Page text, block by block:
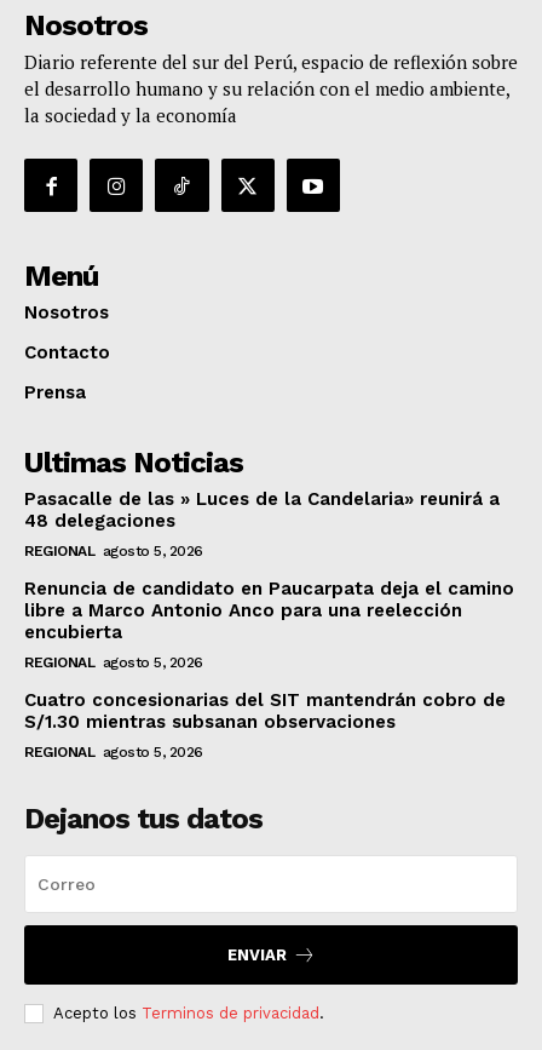
Nosotros
Diario referente del sur del Perú, espacio de reflexión sobre
el desarrollo humano y su relación con el medio ambiente,
la sociedad y la economía
Menú
Nosotros
Contacto
Prensa
Ultimas Noticias
Pasacalle de las » Luces de la Candelaria» reunirá a
48 delegaciones
REGIONAL agosto 5, 2026
Renuncia de candidato en Paucarpata deja el camino
libre a Marco Antonio Anco para una reelección
encubierta
REGIONAL agosto 5, 2026
Cuatro concesionarias del SIT mantendrán cobro de
S/1.30 mientras subsanan observaciones
REGIONAL agosto 5, 2026
Dejanos tus datos
ENVIAR
Acepto los Terminos de privacidad.